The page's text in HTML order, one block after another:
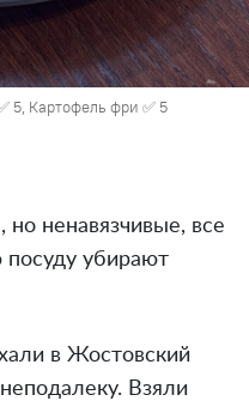
5, Картофель фри ✅ 5
ненавязчивые, все
посуду убирают
в Жостовский
Взяли